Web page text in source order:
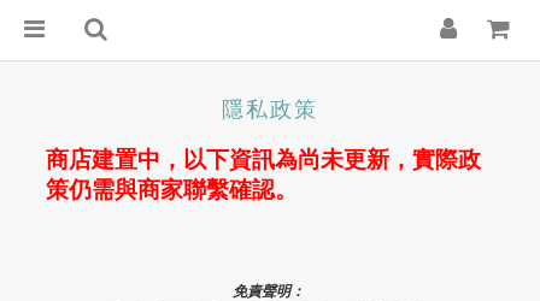
隱私政策
商店建置中，以下資訊為尚未更新，實際政
策仍需與商家聯繫確認。
免責聲明：